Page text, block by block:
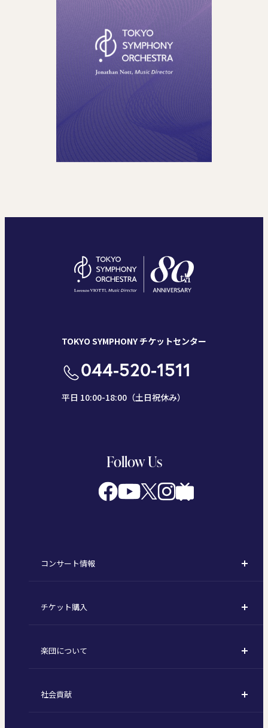
TOKYO SYMPHONY チケットセンター
044-520-1511
平日 10:00-18:00（土日祝休み）
Follow Us
コンサート情報
定期演奏会
東京オペラシティシリーズ
特別演奏会など
チケット購入
定期会員券 / セット券
1回券
楽団について
東京交響楽団とは
社会貢献